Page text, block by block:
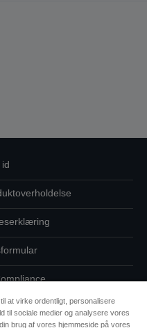
dine data
at virke ordentligt, personalisere
til sociale medier og analysere vores
brug af vores hjemmeside på vores